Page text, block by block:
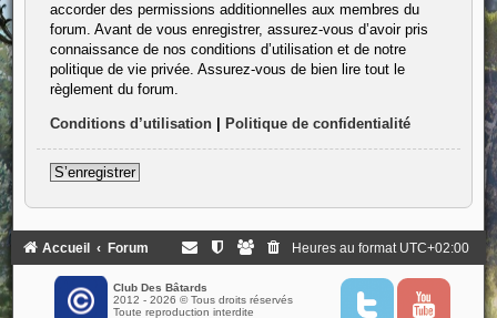
accorder des permissions additionnelles aux membres du
forum. Avant de vous enregistrer, assurez-vous d’avoir pris
connaissance de nos conditions d’utilisation et de notre
politique de vie privée. Assurez-vous de bien lire tout le
règlement du forum.
Conditions d’utilisation| Politique de confidentialité
S’enregistrer
Accueil Forum Heures au format UTC+02:00
Club Des Bâtards
2012 - 2026 © Tous droits réservés
Toute reproduction interdite
T
Y